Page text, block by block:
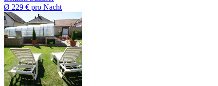
Ø 229 € pro Nacht